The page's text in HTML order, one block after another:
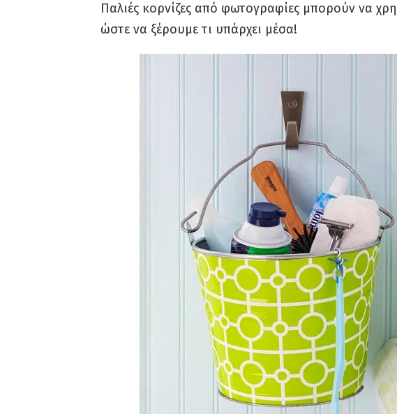
Παλιές κορνίζες από φωτογραφίες μπορούν να
ώστε να ξέρουμε τι υπάρχει μέσα!